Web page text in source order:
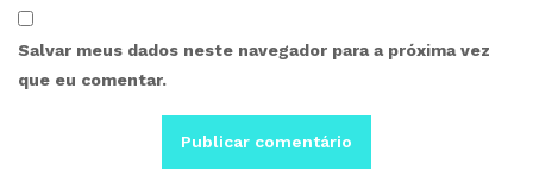
Salvar meus dados neste navegador para a próxima vez
que eu comentar.